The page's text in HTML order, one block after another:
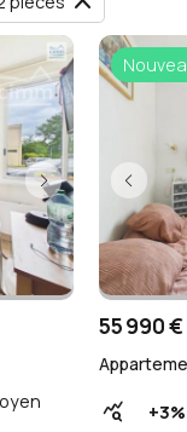
55 990 €
query_stats +3%